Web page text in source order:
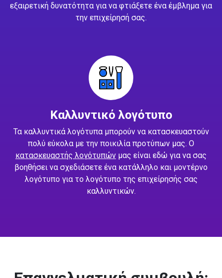
εξαιρετική δυνατότητα για να φτιάξετε ένα έμβλημα για
την επιχείρησή σας.
Καλλυντικό λογότυπο
Τα καλλυντικά λογότυπα μπορούν να κατασκευαστούν
πολύ εύκολα με την ποικιλία προτύπων μας. Ο
κατασκευαστής λογότυπών μας είναι εδώ για να σας
βοηθήσει να σχεδιάσετε ένα κατάλληλο και μοντέρνο
λογότυπο για το λογότυπο της επιχείρησής σας
καλλυντικών.